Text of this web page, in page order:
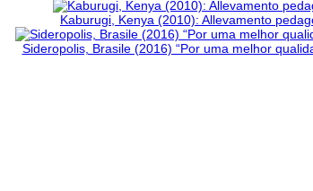
Kaburugi, Kenya (2010): Allevamento
Sideropolis, Brasile (2016) “Por uma melhor